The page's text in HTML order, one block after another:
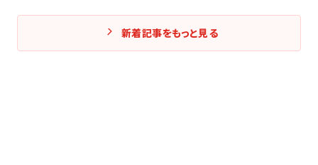
新着記事をもっと見る